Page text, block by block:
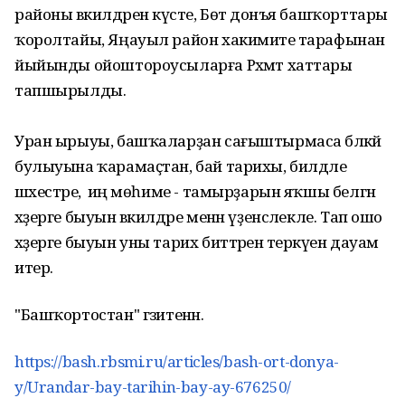
районы вәкилдәренә күсте, Бөтә донъя башҡорттары
ҡоролтайы, Яңауыл район хакимиәте тарафынан
йыйынды ойоштороусыларға Рәхмәт хаттары
тапшырылды.
Уран ырыуы, башҡаларҙан сағыштырмаса бәләкәй
булыуына ҡарамаҫтан, бай тарихы, билдәле
шәхестәре, ә иң мөһиме - тамырҙарын яҡшы белгән
хәҙерге быуын вәкилдәре менән үҙенсәлекле. Тап ошо
хәҙерге быуын уны тарих биттәренә теркәүен дауам
итер.
"Башҡортостан" гәзитенән.
https://bash.rbsmi.ru/articles/bash-ort-donya-
y/Urandar-bay-tarihin-bay-ay-676250/